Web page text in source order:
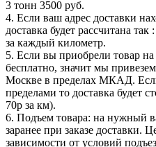
3 тонн 3500 руб.
4. Если ваш адрес доставки
доставка будет рассчитана
за каждый километр.
5. Если вы приобрели товар на
бесплатно, значит мы
Москве в пределах МКАД.
пределами то доставка будет
70р за км).
6. Подъем товара: на нужный
заранее при заказе доставки.
зависимости от условий